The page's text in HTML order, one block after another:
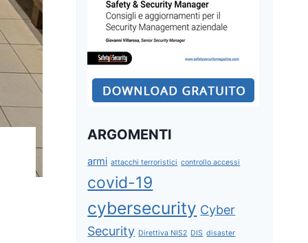
ARGOMENTI
armi attacchi terroristici controllo accessi
covid-19
cybersecurity Cyber
Security Direttiva NIS2 DIS disaster